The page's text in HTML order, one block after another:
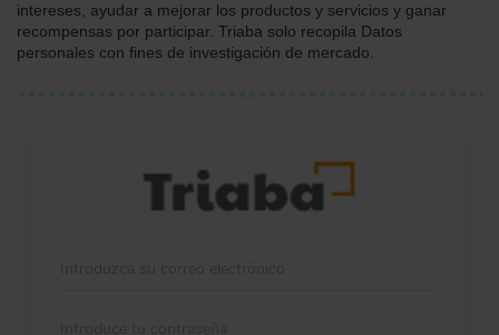
intereses, ayudar a mejorar los productos y servicios y ganar
recompensas por participar. Triaba solo recopila Datos
personales con fines de investigación de mercado.